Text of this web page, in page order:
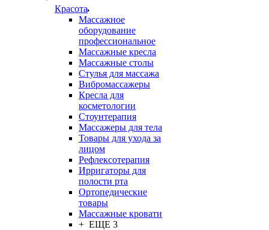
Красота
Массажное
оборудование
профессиональное
Массажные кресла
Массажные столы
Стулья для массажа
Вибромассажеры
Кресла для
косметологии
Стоунтерапия
Массажеры для тела
Товары для ухода за
лицом
Рефлексотерапия
Ирригаторы для
полости рта
Ортопедические
товары
Массажные кровати
+ ЕЩЕ 3